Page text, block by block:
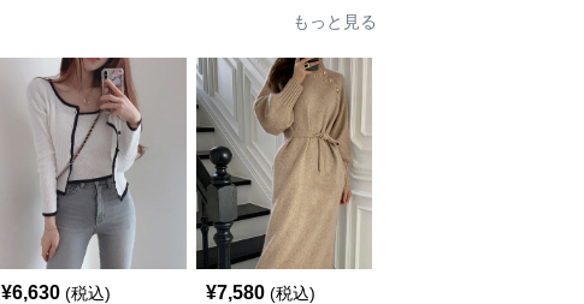
もっと見る
¥6,630 (税込) ¥7,580 (税込)